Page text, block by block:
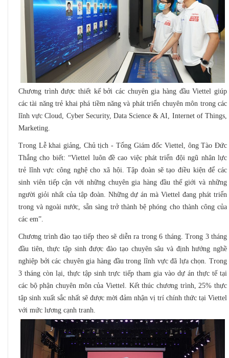
Chương trình được thiết kế bởi các chuyên gia hàng đầu Viettel giúp
các tài năng trẻ khai phá tiềm năng và phát triển chuyên môn trong các
lĩnh vực Cloud, Cyber Security, Data Science & AI, Internet of Things,
Marketing.
Trong Lễ khai giảng, Chủ tịch - Tổng Giám đốc Viettel, ông Tào Đức
Thắng cho biết: “Viettel luôn đề cao việc phát triển đội ngũ nhân lực
trẻ lĩnh vực công nghệ cho xã hội. Tập đoàn sẽ tạo điều kiện để các
sinh viên tiếp cận với những chuyên gia hàng đầu thế giới và những
người giỏi nhất của tập đoàn. Những dự án mà Viettel đang phát triển
trong và ngoài nước, sẵn sàng trở thành bệ phóng cho thành công của
các em”.
Chương trình đào tạo tiếp theo sẽ diễn ra trong 6 tháng. Trong 3 tháng
đầu tiên, thực tập sinh được đào tạo chuyên sâu và định hướng nghề
nghiệp bởi các chuyên gia hàng đầu trong lĩnh vực đã lựa chọn. Trong
3 tháng còn lại, thực tập sinh trực tiếp tham gia vào dự án thực tế tại
các bộ phận chuyên môn của Viettel. Kết thúc chương trình, 25% thực
tập sinh xuất sắc nhất sẽ được mời đảm nhận vị trí chính thức tại Viettel
với mức lương cạnh tranh.